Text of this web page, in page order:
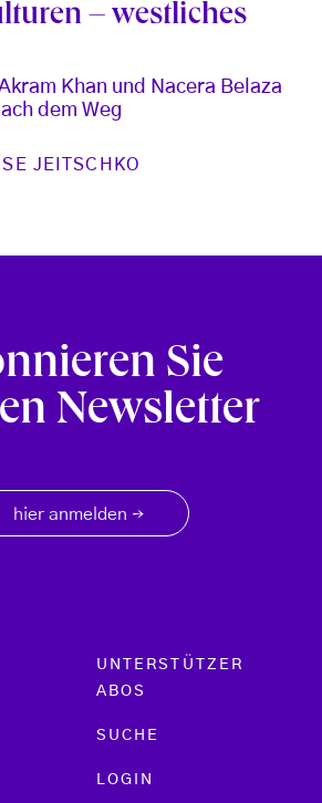
– westliches
Khan und Nacera Belaza
dem Weg
JEITSCHKO
Sie
Newsletter
hier anmelden →
UNTERSTÜTZER
ABOS
SUCHE
LOGIN